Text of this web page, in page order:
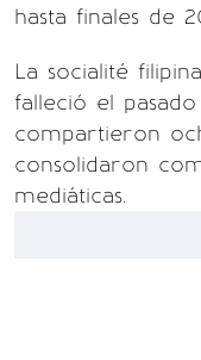
hasta finales de
La socialité
falleció el
compartieron
consolidaron
mediáticas.